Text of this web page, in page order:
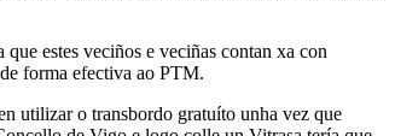
estes veciños e veciñas contan xa con
forma efectiva ao PTM.
utilizar o transbordo gratuíto unha vez que